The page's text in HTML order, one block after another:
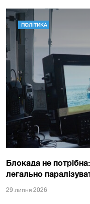
ПОЛІТИКА
Блокада не
легально
29 липня 2026